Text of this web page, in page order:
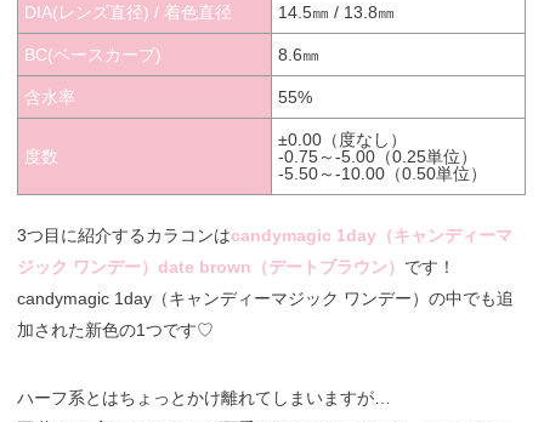
DIA(レンズ直径) / 着色直径 14.5㎜ / 13.8㎜
BC(ベースカーブ) 8.6㎜
含水率 55%
度数
±0.00（度なし）
-0.75～-5.00（0.25単位）
-5.50～-10.00（0.50単位）
3つ目に紹介するカラコンはcandymagic 1day（キャンディーマ
ジック ワンデー）date brown（デートブラウン） です！
candymagic 1day（キャンディーマジック ワンデー）の中でも追
加された新色の1つです♡
ハーフ系とはちょっとかけ離れてしまいますが…